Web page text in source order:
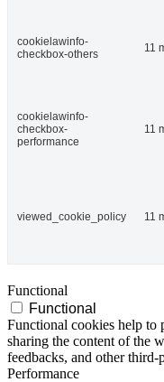
cookielawinfo-
checkbox-others
11
cookielawinfo-
checkbox-
performance
11
viewed_cookie_policy 11
Functional
Functional
Functional cookies help to
sharing the content of the
feedbacks, and other third-
Performance